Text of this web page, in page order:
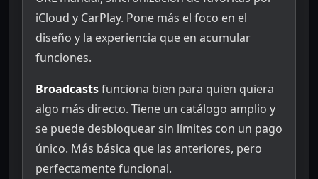
iCloud y CarPlay. Pone más el foco en el
diseño y la experiencia que en acumular
funciones.
Broadcastsfunciona bien para quien quiera
algo más directo. Tiene un catálogo amplio y
se puede desbloquear sin límites con un pago
único. Más básica que las anteriores, pero
perfectamente funcional.